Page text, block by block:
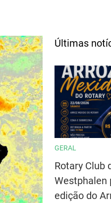
Últimas
GERAL
Rotary Club
Westphalen
edição do